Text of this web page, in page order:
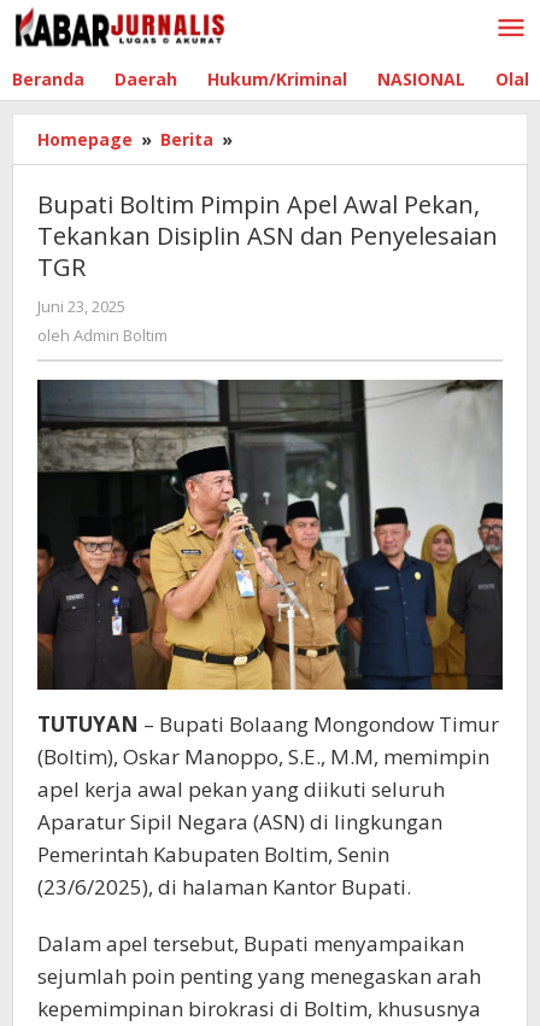
Lewati
ke
Beranda Daerah Hukum/Kriminal NASIONAL
Homepage » Berita »
Boltim
Apel
Awal
dan
Penyelesaian
TGR
Bupati Boltim Pimpin Apel Awal Pekan,
Tekankan Disiplin ASN dan Penyelesaian
TGR
Juni 23, 2025
Admin
oleh Admin Boltim
TUTUYAN – Bupati Bolaang Mongondow Timur
(Boltim), Oskar Manoppo, S.E., M.M, memimpin
apel kerja awal pekan yang diikuti seluruh
Aparatur Sipil Negara (ASN) di lingkungan
Pemerintah Kabupaten Boltim, Senin
(23/6/2025), di halaman Kantor Bupati.
Dalam apel tersebut, Bupati menyampaikan
sejumlah poin penting yang menegaskan arah
kepemimpinan birokrasi di Boltim, khususnya